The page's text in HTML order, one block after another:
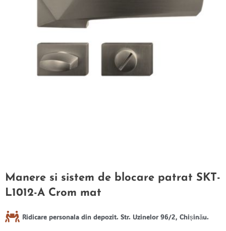
Manere si sistem de blocare patrat SKT-
L1012-A Crom mat
Ridicare personala din depozit. Str. Uzinelor 96/2, Chișinău.